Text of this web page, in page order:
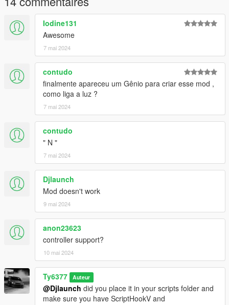
Iodine131
Awesome
7 mai 2024
contudo
finalmente apareceu um Gênio para criar esse mod ,
como liga a luz ?
7 mai 2024
contudo
" N "
7 mai 2024
Djlaunch
Mod doesn't work
9 mai 2024
anon23623
controller support?
10 mai 2024
Ty6377 Auteur
@Djlaunch did you place it in your scripts folder and
make sure you have ScriptHookV and